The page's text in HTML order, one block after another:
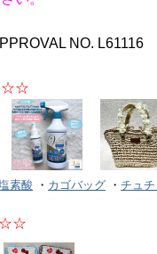
NO. L61116
素酸 ・ カゴバッグ ・ チュチ